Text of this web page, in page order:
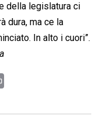
della legislatura ci
dura, ma ce la
In alto i cuori”.
i